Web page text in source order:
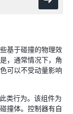
基于碰撞的物理效
，通常情况下，角
可以不受动量影响
类行为。该组件为
撞体。控制器有自